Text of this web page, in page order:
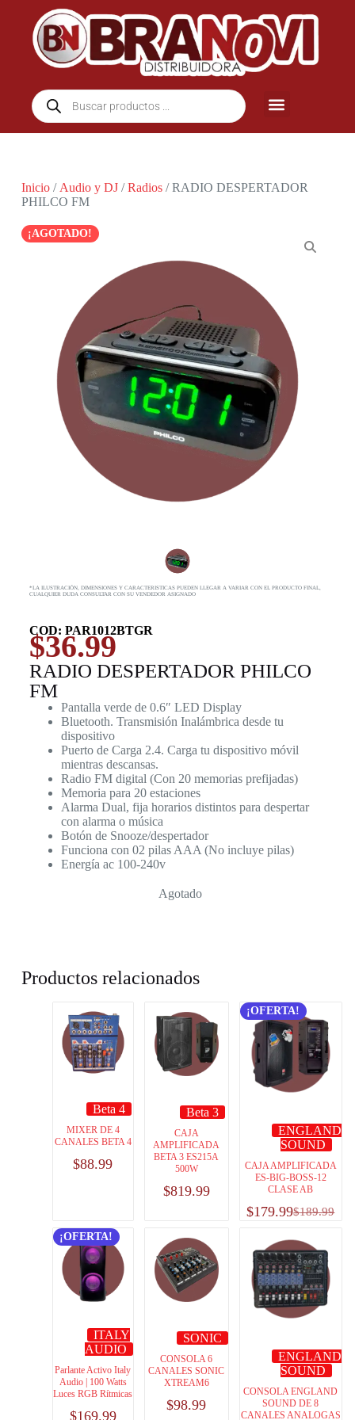
Inicio/ Audio y DJ/Radios/ RADIO DESPERTADOR
PHILCO FM
¡AGOTADO!
*LA ILUSTRACIÓN, DIMENSIONES Y CARACTERISTICAS PUEDEN LLEGAR A VARIAR CON EL PRODUCTO FINAL,
CUALQUIER DUDA CONSULTAR CON SU VENDEDOR ASIGNADO
COD: PAR1012BTGR
$36.99
RADIO DESPERTADOR PHILCO
FM
Pantalla verde de 0.6″ LED Display
Bluetooth. Transmisión Inalámbrica desde tu
dispositivo
Puerto de Carga 2.4. Carga tu dispositivo móvil
mientras descansas.
Radio FM digital (Con 20 memorias prefijadas)
Memoria para 20 estaciones
Alarma Dual, fija horarios distintos para despertar
con alarma o música
Botón de Snooze/despertador
Funciona con 02 pilas AAA (No incluye pilas)
Energía ac 100-240v
Agotado
Productos relacionados
Beta 4
MIXER DE 4
CANALES BETA 4
$88.99
Beta 3
CAJA
AMPLIFICADA
BETA 3 ES215A
500W
$819.99
¡OFERTA!
ENGLAND
SOUND
CAJA AMPLIFICADA
ES-BIG-BOSS-12
CLASE AB
$189.99
$179.99
¡OFERTA!
ITALY
AUDIO
Parlante Activo Italy
Audio | 100 Watts
Luces RGB Rítmicas
$169.99
SONIC
CONSOLA 6
CANALES SONIC
XTREAM6
$98.99
ENGLAND
SOUND
CONSOLA ENGLAND
SOUND DE 8
CANALES ANALOGAS